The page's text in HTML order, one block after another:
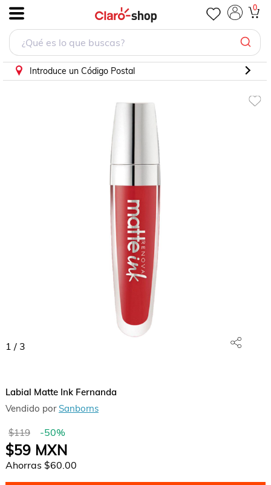
0
Introduce un Código Postal
1 / 3
Labial Matte Ink Fernanda
Vendido por Sanborns
$119 -50%
$59MXN
Ahorras $60.00